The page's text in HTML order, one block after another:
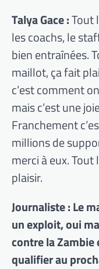
Talya Gace :Tout
les coachs, le
bien entraînées.
maillot, ça fait
c’est comment
mais c’est une
Franchement
millions de
merci à eux.
plaisir.
Journaliste : Le
un exploit, oui
contre la
qualifier au